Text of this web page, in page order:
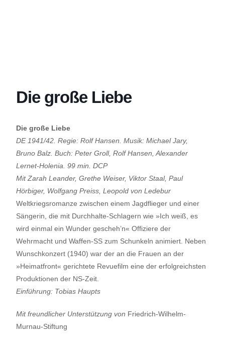
Die große Liebe
Die große Liebe
DE 1941/42. Regie: Rolf Hansen. Musik: Michael Jary,
Bruno Balz. Buch: Peter Groll, Rolf Hansen, Alexander
Lernet-Holenia. 99 min. DCP
Mit Zarah Leander, Grethe Weiser, Viktor Staal, Paul
Hörbiger, Wolfgang Preiss, Leopold von Ledebur
Weltkriegsromanze zwischen einem Jagdflieger und einer
Sängerin, die mit Durchhalte-Schlagern wie »Ich weiß, es
wird einmal ein Wunder gescheh’n« Offiziere der
Wehrmacht und Waffen-SS zum Schunkeln animiert. Neben
Wunschkonzert (1940) war der an die Frauen an der
»Heimatfront« gerichtete Revuefilm eine der erfolgreichsten
Produktionen der NS-Zeit.
Einführung: Tobias Haupts
Mit freundlicher Unterstützung von Friedrich-Wilhelm-
Murnau-Stiftung